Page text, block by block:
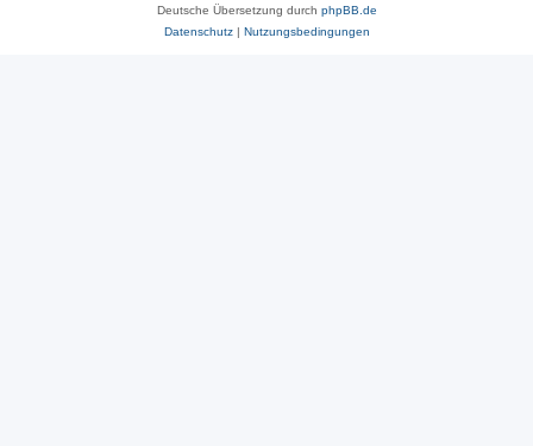
Deutsche Übersetzung durch phpBB.de
Datenschutz| Nutzungsbedingungen